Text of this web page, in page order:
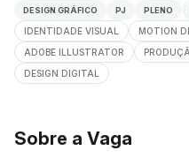
DESIGN GRÁFICO PJ PLENO
IDENTIDADE VISUAL
MOTION
ADOBE ILLUSTRATOR
DESIGN DIGITAL
Sobre a Vaga